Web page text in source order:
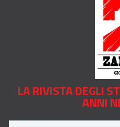
LA RIVISTA DEGLI
ANNI